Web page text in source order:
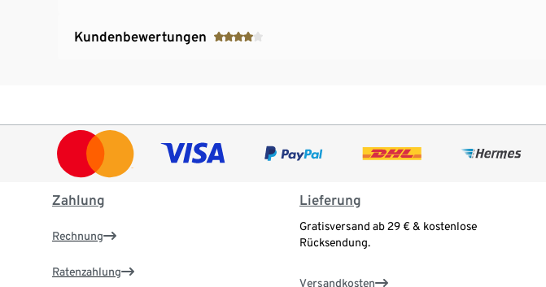
Kundenbewertungen
Zahlung
Rechnung
Ratenzahlung
Lieferung
Gratisversand ab 29 € & kostenlose
Rücksendung.
Versandkosten